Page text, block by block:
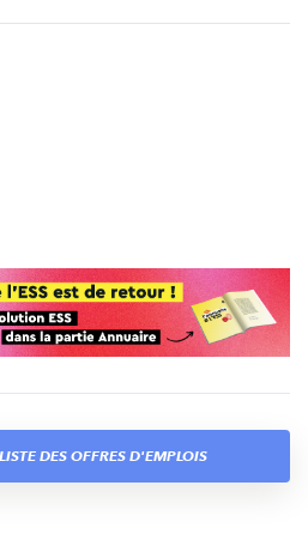
DES OFFRES D'EMPLOIS